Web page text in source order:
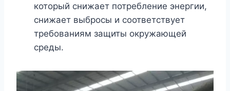
который снижает потребление энергии,
снижает выбросы и соответствует
требованиям защиты окружающей
среды.